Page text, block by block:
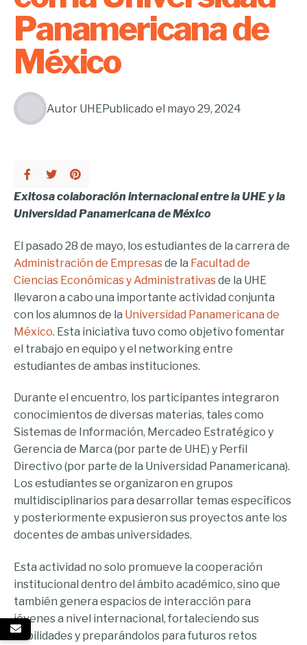
Panamericana de
México
Autor UHEPublicado el mayo 29, 2024
Exitosa colaboración internacional entre la UHE y la
Universidad Panamericana de México
El pasado 28 de mayo, los estudiantes de la carrera de
Administración de Empresasde la Facultad de
Ciencias Económicas y Administrativasde la UHE
llevaron a cabo una importante actividad conjunta
con los alumnos de la Universidad Panamericana de
México. Esta iniciativa tuvo como objetivo fomentar
el trabajo en equipo y el networking entre
estudiantes de ambas instituciones.
Durante el encuentro, los participantes integraron
conocimientos de diversas materias, tales como
Sistemas de Información, Mercadeo Estratégico y
Gerencia de Marca (por parte de UHE) y Perfil
Directivo (por parte de la Universidad Panamericana).
Los estudiantes se organizaron en grupos
multidisciplinarios para desarrollar temas específicos
y posteriormente expusieron sus proyectos ante los
docentes de ambas universidades.
Esta actividad no solo promueve la cooperación
institucional dentro del ámbito académico, sino que
también genera espacios de interacción para
jóvenes a nivel internacional, fortaleciendo sus
habilidades y preparándolos para futuros retos